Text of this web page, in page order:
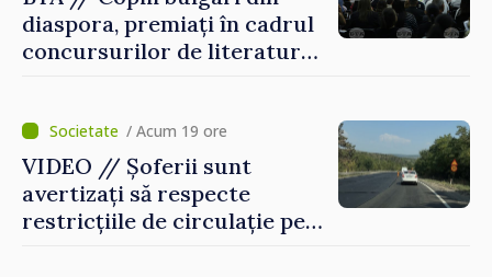
diaspora, premiați în cadrul
concursurilor de literatură,
Bulgarii din Străinătate
/ Acum 19 ore
VIDEO // Șoferii sunt
avertizați să respecte
restricțiile de circulație pe